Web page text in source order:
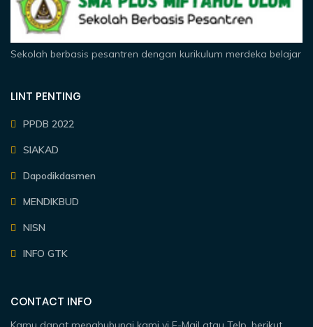
Sekolah berbasis pesantren dengan kurikulum merdeka belajar
LINT PENTING
PPDB 2022
SIAKAD
Dapodikdasmen
MENDIKBUD
NISN
INFO GTK
CONTACT INFO